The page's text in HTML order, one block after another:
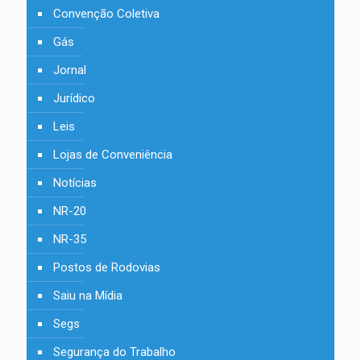
Convenção Coletiva
Gás
Jornal
Jurídico
Leis
Lojas de Conveniência
Notícias
NR-20
NR-35
Postos de Rodovias
Saiu na Mídia
Segs
Segurança do Trabalho